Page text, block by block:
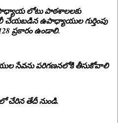
లోటు పాఠశాలలకు
చేయబడిన ఉపాధ్యాయుల గుర్తింపు
ప్రకారం ఉండాలి.
సేవను పరిగణనలోకి తీసుకోవాలి
చేరిన తేదీ నుండి.